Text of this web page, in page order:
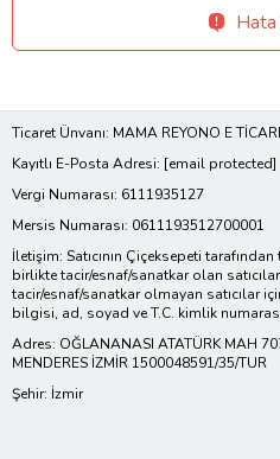
Ticaret Ünvanı: MAMA REYONO E
Kayıtlı E-Posta Adresi: [email protected]
Vergi Numarası: 6111935127
Mersis Numarası: 0611193512700001
İletişim: Satıcının Çiçeksepeti
birlikte tacir/esnaf/sanatkar olan
tacir/esnaf/sanatkar olmayan satıcılar
bilgisi, ad, soyad ve T.C. kimlik
Adres: OĞLANANASI ATATÜRK MAH
MENDERES İZMİR 1500048591/35/TUR
Şehir: İzmir